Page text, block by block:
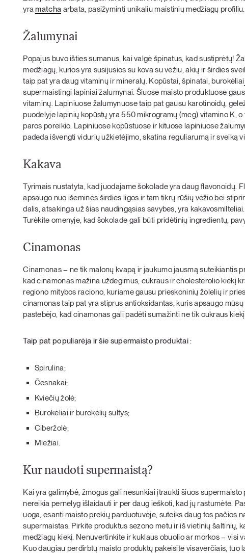
yramatcha arbata, pasižyminti unikaliu maistinių medžiagų profiliu.
Žalumynai
Popajus buvo išties sumanus, kai valgė špinatus, kad sustiprėtų!
medžiagų, kurios yra susijusios su kova su vėžiu, akių ir širdies
taip pat yra daug vitaminų ir mineralų. Kopūstai, špinatai, burokėliai
supermaistingi lapiniai žalumynai. Šiuose maisto produktuose
vitaminų. Lapiniuose žalumynuose taip pat gausu karotinoidų,
puodelyje lapinių kopūstų yra 550 mikrogramų (mcg) vitamino K,
paros poreikio. Lapiniuose kopūstuose ir kituose lapiniuose
padeda išvengti vidurių užkietėjimo, skatina reguliarumą ir sveiką
Kakava
Tyrimais nustatyta, kad juodajame šokolade yra daug flavonoidų.
apsaugo nuo išeminės širdies ligos ir tam tikrų rūšių vėžio bei
dalis, atsakinga už šias naudingąsias savybes, yra kakavos
Turėkite omenyje, kad šokolade gali būti pridėtinių ingredientų,
Cinamonas
Cinamonas – ne tik malonų kvapą ir jaukumo jausmą suteikiantis
kad cinamonas mažina uždegimus, cukraus ir cholesterolio kiekį
regiono mitybos raciono, kuriame gausu prieskoninių žolelių ir
cinamonas taip pat yra stiprus antioksidantas, kuris apsaugo
pastebėjo, kad cinamonas gali padėti sumažinti ne tik cukraus
Taip pat populiarėja ir šie supermaisto produktai:
Spirulina;
Česnakai;
Kviečių žolė;
Burokėliai ir burokėlių sultys;
Ciberžolė;
Miežiai.
Kur naudoti supermaistą?
Kai yra galimybė, žmogus gali nesunkiai įtraukti šiuos
nereikia pernelyg išlaidauti ir per daug ieškoti, kad jų rastumėte.
uoga, esanti maisto prekių parduotuvėje, suteiks daug tos pačios
supermaistas. Pirkite produktus sezono metu ir iš vietinių šaltinių,
medžiagų kiekį. Nenuvertinkite ir kuklaus obuolio ar morkos – visi
Kuo daugiau perdirbtų maisto produktų pakeisite visaverčiais, tuo